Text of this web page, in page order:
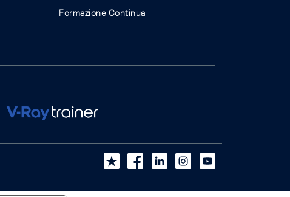
Formazione Continua